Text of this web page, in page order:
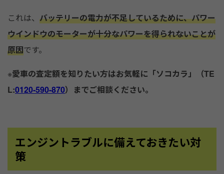
これは、 バッテリーの電力が不足しているために、パワー
ウインドウのモーターが十分なパワーを得られないことが
原因です。
※愛車の査定額を知りたい方はお気軽に「ソコカラ」（TE
L:0120-590-870）までご相談ください。
エンジントラブルに備えておきたい対
策